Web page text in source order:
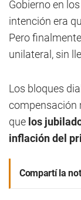
Gobierno en
intención era
Pero
unilateral, sin
Los bloques
compensación
que los
inflación del
Compartí la